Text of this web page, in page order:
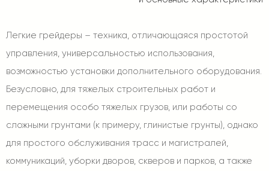
Легкие грейдеры – техника, отличающаяся простотой
управления, универсальностью использования,
возможностью установки дополнительного оборудования.
Безусловно, для тяжелых строительных работ и
перемещения особо тяжелых грузов, или работы со
сложными грунтами (к примеру, глинистые грунты), однако
для простого обслуживания трасс и магистралей,
коммуникаций, уборки дворов, скверов и парков, а также